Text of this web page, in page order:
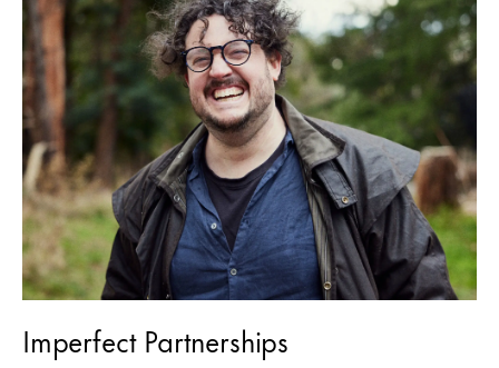
Imperfect Partnerships